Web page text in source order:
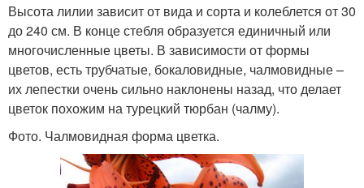
Высота лилии зависит от вида и сорта и колеблется от 30
до 240 см. В конце стебля образуется единичный или
многочисленные цветы. В зависимости от формы
цветов, есть трубчатые, бокаловидные, чалмовидные –
их лепестки очень сильно наклонены назад, что делает
цветок похожим на турецкий тюрбан (чалму).
Фото. Чалмовидная форма цветка.